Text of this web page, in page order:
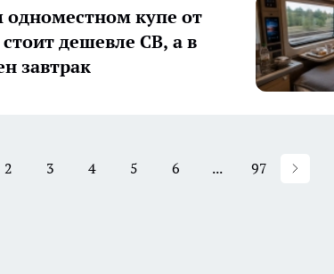
одноместном купе от
дешевле СВ, а в
завтрак
2 3 4 5 6 ... 97